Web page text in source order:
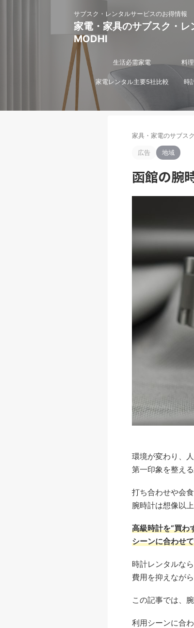
サブスク・レンタルサービスのお得情報
家電・家具のサブスク・レ
MODHI
生活必需家電 料
家電レンタル主要5社比較 時
家具・家電のサブス
広告 地域
函館の腕
環境が変わり、
第一印象を整え
打ち合わせや会
腕時計は想像以
高級時計を“買わ
シーンに合わせ
時計レンタルな
費用を抑えなが
この記事では、
利用シーンに合